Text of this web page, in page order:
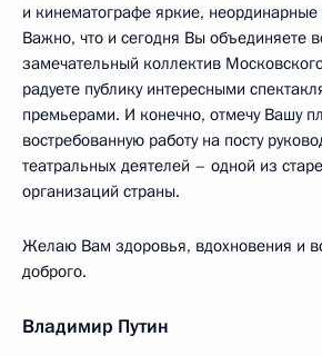
и кинематографе яркие,
Важно, что и сегодня Вы объединяете
замечательный коллектив
радуете публику интересными
премьерами. И конечно, отмечу Вашу
востребованную работу на посту
театральных деятелей – одной из
организаций страны.
Желаю Вам здоровья, вдохновения и
доброго.
Владимир Путин